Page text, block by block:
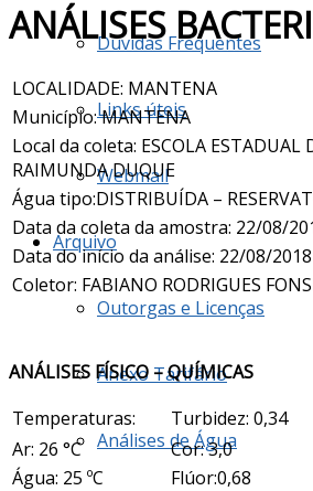
Dúvidas Frequentes
Links úteis
Webmail
Arquivo
Outorgas e Licenças
Anexo Tarifário
Análises de Água
ANÁLISES
LOCALIDADE: MANTENA
Município: MANTENA
Local da coleta: ESCOLA ESTADUAL
RAIMUNDA DUQUE
Água tipo:DISTRIBUÍDA –
Data da coleta da amostra: 22/08/
Data do início da análise: 22/08/2018
Coletor: FABIANO RODRIGUES
ANÁLISES FÍSICO – QUÍMICAS
Temperaturas:
Turbidez: 0,34
Ar: 26 °C Cor: 3,0
Água: 25 ºC
Flúor:0,68